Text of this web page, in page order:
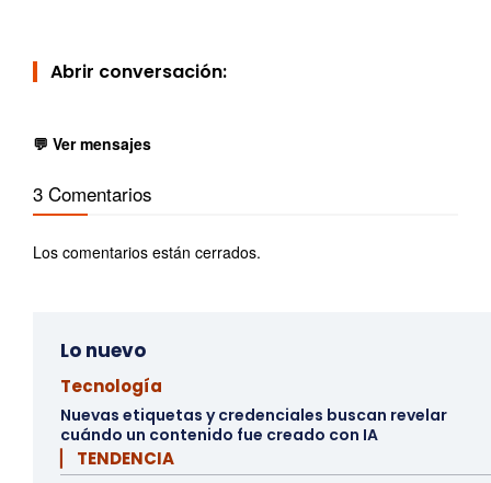
Abrir conversación:
💬 Ver mensajes
3 Comentarios
Los comentarios están cerrados.
Lo nuevo
Tecnología
Nuevas etiquetas y credenciales buscan revelar
cuándo un contenido fue creado con IA
▏ TENDENCIA